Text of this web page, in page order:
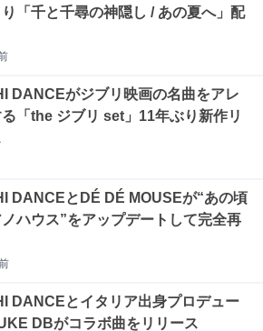
「千と千尋の神隠し / あの夏へ」配
DANCEがジブリ映画の名曲をアレ
る「the ジブリ set」11年ぶり新作リ
DANCEとDÉ DÉ MOUSEが“あの頃
ハウス”をアップデートして完全再
DANCEとイタリア出身プロデュー
DBがコラボ曲をリリース